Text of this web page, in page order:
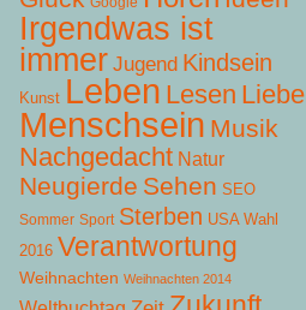
Irgendwas ist
immer Jugend Kindsein
Kunst Leben Lesen Liebe
Menschsein Musik
Nachgedacht Natur
Neugierde Sehen SEO
Sommer Sport Sterben USA Wahl
2016 Verantwortung
Weihnachten Weihnachten 2014